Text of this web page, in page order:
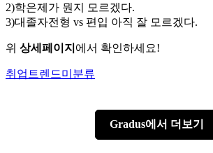
2)학은제가 뭔지 모르겠다.
3)대졸자전형 vs 편입 아직 잘 모르겠다.
위 상세페이지 에서 확인하세요!
Author
취업트렌드Categories
미분류
Gradus에서 더보기